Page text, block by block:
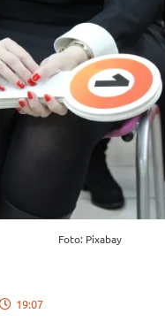
Foto: Pixabay
19:07